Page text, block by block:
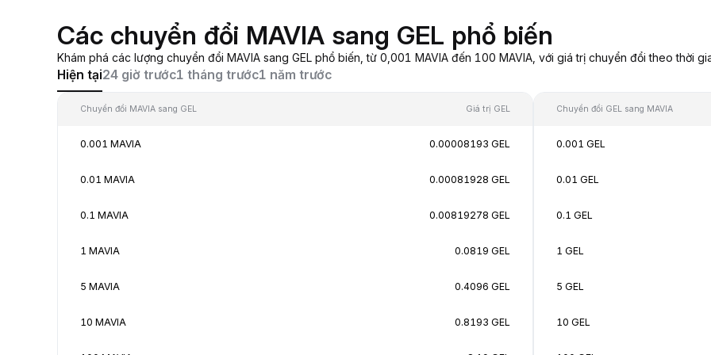
Các chuyển đổi MAVIA sang GEL phổ biến
Khám phá các lượng chuyển đổi MAVIA sang GEL phổ biến, từ 0,001 MAVIA đến 100 MAVIA, với giá trị chuyển đổi theo thời
Hiện tại24 giờ trước1 tháng trước1 năm trước
Chuyển đổi MAVIA sang GEL Giá trị GEL
0.001 MAVIA 0.00008193 GEL
0.01 MAVIA 0.00081928 GEL
0.1 MAVIA 0.00819278 GEL
1 MAVIA 0.0819 GEL
5 MAVIA 0.4096 GEL
10 MAVIA 0.8193 GEL
Chuyển đổi GEL sang MAVIA
0.001 GEL
0.01 GEL
0.1 GEL
1 GEL
5 GEL
10 GEL